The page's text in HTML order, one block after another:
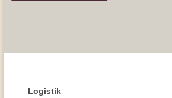
Logistik